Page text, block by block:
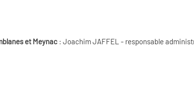
et Meynac : Joachim JAFFEL - responsable